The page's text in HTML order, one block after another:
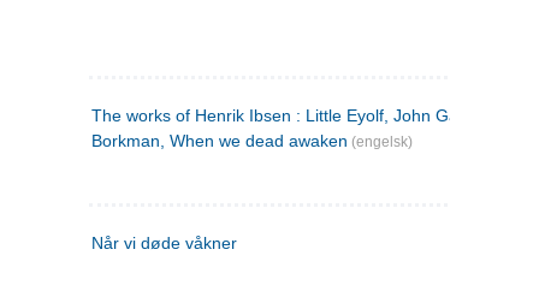
The works of Henrik Ibsen : Little Eyolf, John Gabriel
Borkman, When we dead awaken (engelsk)
Når vi døde våkner